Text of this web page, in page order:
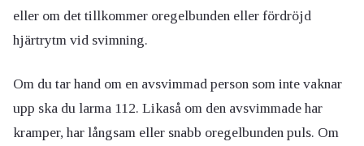
eller om det tillkommer oregelbunden eller fördröjd
hjärtrytm vid svimning.
Om du tar hand om en avsvimmad person som inte vaknar
upp ska du larma 112. Likaså om den avsvimmade har
kramper, har långsam eller snabb oregelbunden puls. Om